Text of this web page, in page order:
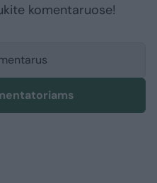
komentaruose!